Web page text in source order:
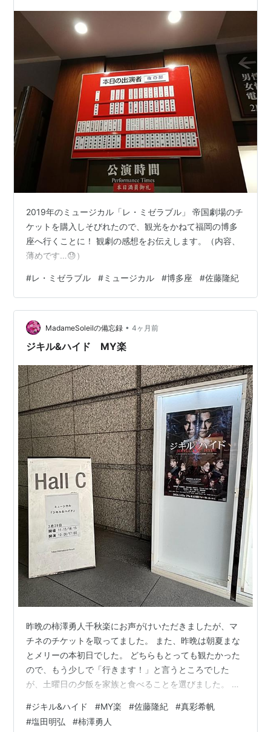
2019年のミュージカル「レ・ミゼラブル」 帝国劇場のチ
ケットを購入しそびれたので、観光をかねて福岡の博多
座へ行くことに！ 観劇の感想をお伝えします。（内容、
薄めです…😓）
#レ・ミゼラブル #ミュージカル #博多座 #佐藤隆紀
MadameSoleilの備忘録 • 4ヶ月前
ジキル&ハイド MY楽
昨晩の柿澤勇人千秋楽にお声がけいただきましたが、マ
チネのチケットを取ってました。 また、昨晩は朝夏まな
とメリーの本初日でした。 どちらもとっても観たかった
ので、もう少しで「行きます！」と言うところでした
が、土曜日の夕飯を家族と食べることを選びました。 ジ
い聞かせて（ ; ; ） まぁさまメリポピはどうやら間違えて
初日を購入していた模様で、悲しい…です… と、いうこ
#ジキル&ハイド #MY楽 #佐藤隆紀 #真彩希帆
#塩田明弘 #柿澤勇人